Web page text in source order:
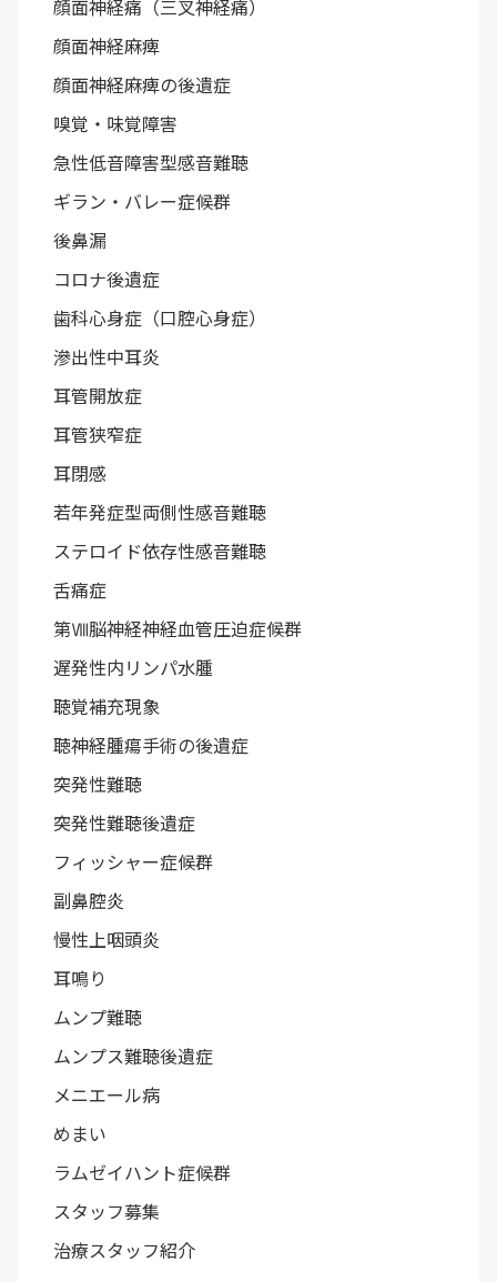
顔面神経痛（三叉神経痛）
顔面神経麻痺
顔面神経麻痺の後遺症
嗅覚・味覚障害
急性低音障害型感音難聴
ギラン・バレー症候群
後鼻漏
コロナ後遺症
歯科心身症（口腔心身症）
滲出性中耳炎
耳管開放症
耳管狭窄症
耳閉感
若年発症型両側性感音難聴
ステロイド依存性感音難聴
舌痛症
第Ⅷ脳神経神経血管圧迫症候群
遅発性内リンパ水腫
聴覚補充現象
聴神経腫瘍手術の後遺症
突発性難聴
突発性難聴後遺症
フィッシャー症候群
副鼻腔炎
慢性上咽頭炎
耳鳴り
ムンプ難聴
ムンプス難聴後遺症
メニエール病
めまい
ラムゼイハント症候群
スタッフ募集
治療スタッフ紹介